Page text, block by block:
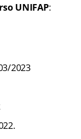
UNIFAP:
2023